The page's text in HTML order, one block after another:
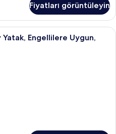
Fiyatları görüntüleyin
Kaliteli yatak takımı, kuştüyü
Yatak, Engellilere Uygun,